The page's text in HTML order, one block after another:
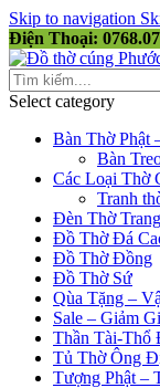
Skip to navigation
Điện Thoại:
Select category
Bàn Thờ Phật
Bàn
Các Loại Thờ
Tranh
Đèn Thờ
Đồ Thờ Đá
Đồ Thờ Đồng
Đồ Thờ Sứ
Qùa Tặng –
Sale – Giảm
Thần Tài-Thổ
Tủ Thờ Ông
Tượng Phật –